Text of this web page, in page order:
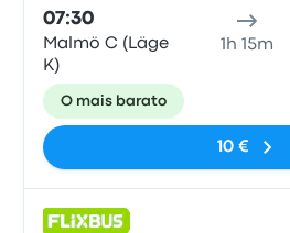
07:30
Malmö C (Läge
K)
1h 15m
O mais barato
10 €